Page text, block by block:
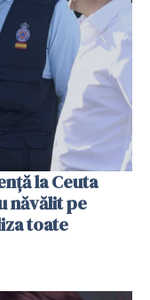
la Ceuta
năvălit pe
toate